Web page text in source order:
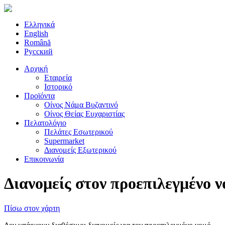
Ελληνικά
English
Română
Русский
Αρχική
Εταιρεία
Ιστορικό
Προϊόντα
Οίνος Νάμα Βυζαντινό
Οίνος Θείας Ευχαριστίας
Πελατολόγιο
Πελάτες Εσωτερικού
Supermarket
Διανομείς Εξωτερικού
Επικοινωνία
Διανομείς στον προεπιλεγμένο
Πίσω στον χάρτη